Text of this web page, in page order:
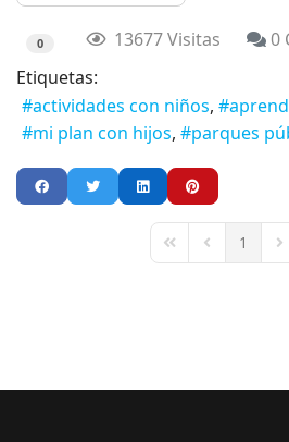
0 13677 Visitas
0
Etiquetas:
actividades con niños
mi plan con hijos
parques
First PagePrevious Page
1